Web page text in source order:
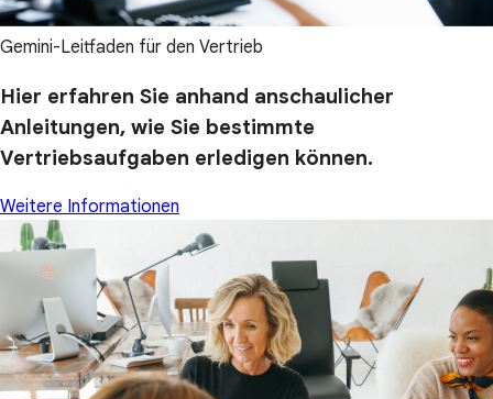
Gemini-Leitfaden für den Vertrieb
Hier erfahren Sie anhand anschaulicher
Anleitungen, wie Sie bestimmte
Vertriebsaufgaben erledigen können.
Weitere Informationen